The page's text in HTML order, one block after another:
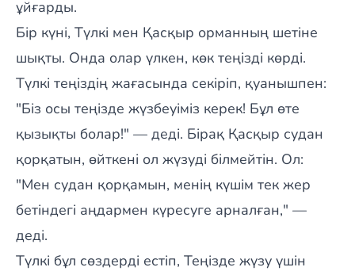
ұйғарды.
Бір күні, Түлкі мен Қасқыр орманның шетіне
шықты. Онда олар үлкен, көк теңізді көрді.
Түлкі теңіздің жағасында секіріп, қуанышпен:
"Біз осы теңізде жүзбеуіміз керек! Бұл өте
қызықты болар!" — деді. Бірақ Қасқыр судан
қорқатын, өйткені ол жүзуді білмейтін. Ол:
"Мен судан қорқамын, менің күшім тек жер
бетіндегі аңдармен күресуге арналған," —
деді.
Түлкі бұл сөздерді естіп, Теңізде жүзу үшін